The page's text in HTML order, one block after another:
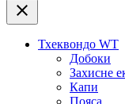
close
Тхеквондо WT
Добоки
Захисне
Капи
Пояса